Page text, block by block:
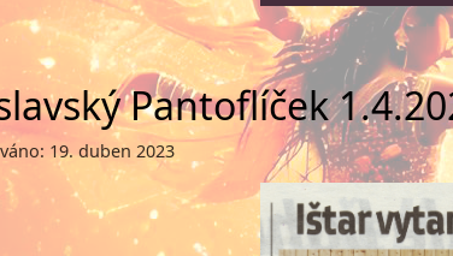
Pantoflíček
19. duben 2023